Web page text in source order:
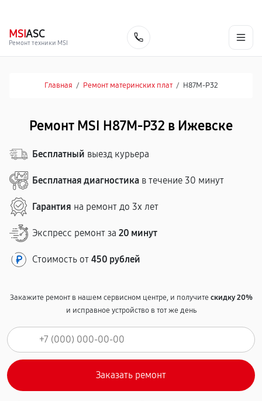
MSIASC
Ремонт техники MSI
Главная / Ремонт материнских плат / H87M-P32
Ремонт MSI H87M-P32 в Ижевске
Бесплатный выезд курьера
Бесплатная диагностика в течение 30 минут
Гарантия на ремонт до 3х лет
Экспресс ремонт за 20 минут
Стоимость от 450 рублей
Закажите ремонт в нашем сервисном центре, и получитескидку 20%
и исправное устройство в тот же день